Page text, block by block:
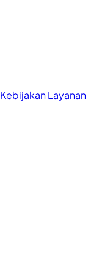
Kebijakan Layanan